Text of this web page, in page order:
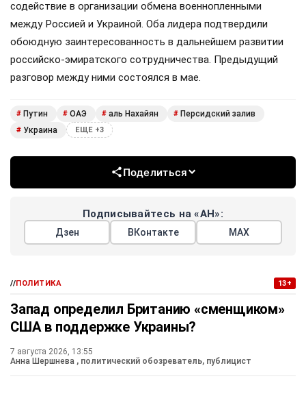
содействие в организации обмена военнопленными
между Россией и Украиной. Оба лидера подтвердили
обоюдную заинтересованность в дальнейшем развитии
российско-эмиратского сотрудничества. Предыдущий
разговор между ними состоялся в мае.
# Путин # ОАЭ # аль Нахайян # Персидский залив
# Украина ЕЩЕ +3
Поделиться
Подписывайтесь на «АН»:
Дзен ВКонтакте МАХ
//ПОЛИТИКА 13+
Запад определил Британию «сменщиком»
США в поддержке Украины?
7 августа 2026, 13:55
Анна Шершнева , политический обозреватель, публицист